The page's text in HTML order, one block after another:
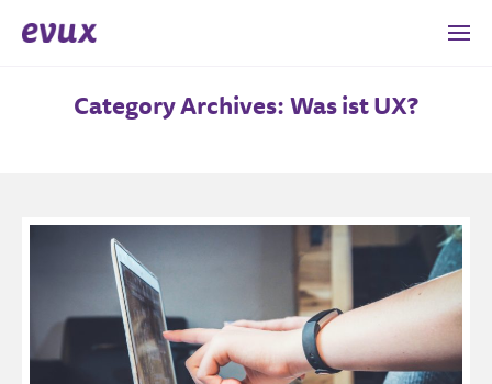
Category Archives: Was ist UX?